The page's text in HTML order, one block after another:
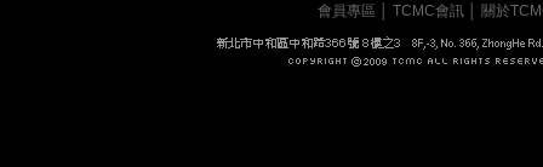
會員專區
TCMC會訊 關於